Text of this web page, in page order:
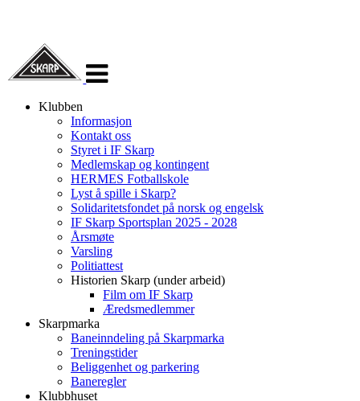
navigasjon
Klubben
Informasjon
Kontakt oss
Styret i IF Skarp
Medlemskap og kontingent
HERMES Fotballskole
Lyst å spille i Skarp?
Solidaritetsfondet på norsk og engelsk
IF Skarp Sportsplan 2025 - 2028
Årsmøte
Varsling
Politiattest
Historien Skarp (under arbeid)
Film om IF Skarp
Æredsmedlemmer
Skarpmarka
Baneinndeling på Skarpmarka
Treningstider
Beliggenhet og parkering
Baneregler
Klubbhuset